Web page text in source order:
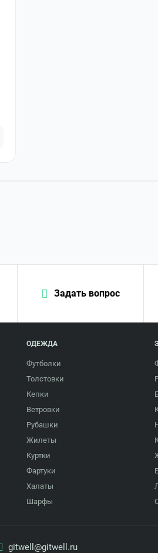
Задать вопрос
ОДЕЖДА
Футболки
Толстовки
Кепки
Ветровки
Рубашки
Жилеты
Куртки
Фартуки
Халаты
Шарфы
gitwell@gitwell.ru